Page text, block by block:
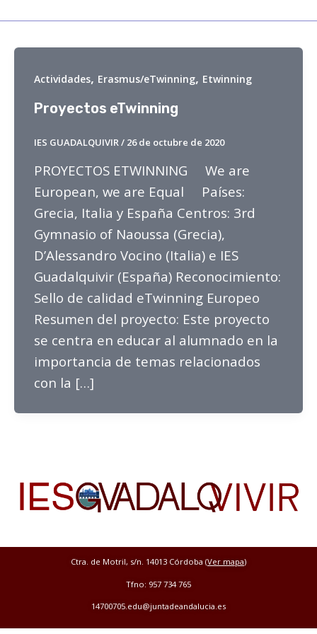
Actividades, Erasmus/eTwinning, Etwinning
Proyectos eTwinning
IES GUADALQUIVIR/ 26 de octubre de 2020
PROYECTOS ETWINNING We are
European, we are Equal Países:
Grecia, Italia y España Centros: 3rd
Gymnasio of Naoussa (Grecia),
D’Alessandro Vocino (Italia) e IES
Guadalquivir (España) Reconocimiento:
Sello de calidad eTwinning Europeo
Resumen del proyecto: Este proyecto
se centra en educar al alumnado en la
importancia de temas relacionados
con la […]
Ctra. de Motril, s/n. 14013 Córdoba (Ver mapa)
Tfno: 957 734 765
14700705.edu@juntadeandalucia.es